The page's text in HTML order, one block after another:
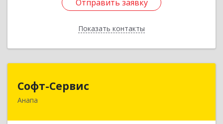
Отправить заявку
Показать контакты
Отправить заявку
Назад
Софт-Сервис
Анапа353440, Краснодарский край, Анапский р-н,